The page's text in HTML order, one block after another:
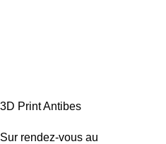
3D Print Antibes
Sur rendez-vous au